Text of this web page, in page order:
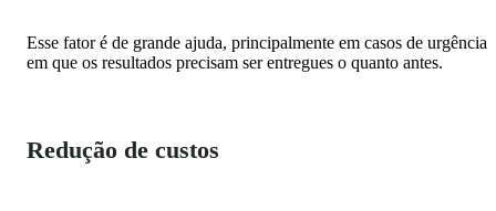
Esse fator é de grande ajuda, principalmente em casos de urgência
em que os resultados precisam ser entregues o quanto antes.
Redução de custos